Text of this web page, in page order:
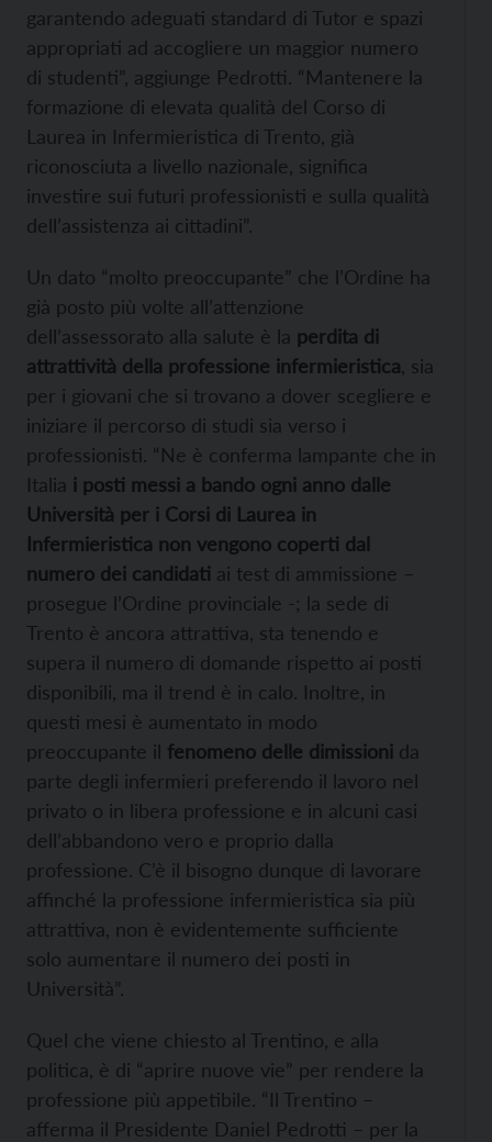
garantendo adeguati standard di Tutor e spazi
appropriati ad accogliere un maggior numero
di studenti”, aggiunge Pedrotti. “Mantenere la
formazione di elevata qualità del Corso di
Laurea in Infermieristica di Trento, già
riconosciuta a livello nazionale, significa
investire sui futuri professionisti e sulla qualità
dell’assistenza ai cittadini”.
Un dato “molto preoccupante” che l’Ordine ha
già posto più volte all’attenzione
dell’assessorato alla salute è la perdita di
attrattività della professione infermieristica , sia
per i giovani che si trovano a dover scegliere e
iniziare il percorso di studi sia verso i
professionisti. “Ne è conferma lampante che in
Italia i posti messi a bando ogni anno dalle
Università per i Corsi di Laurea in
Infermieristica non vengono coperti dal
numero dei candidati ai test di ammissione –
prosegue l’Ordine provinciale -; la sede di
Trento è ancora attrattiva, sta tenendo e
supera il numero di domande rispetto ai posti
disponibili, ma il trend è in calo. Inoltre, in
questi mesi è aumentato in modo
preoccupante il fenomeno delle dimissioni da
parte degli infermieri preferendo il lavoro nel
privato o in libera professione e in alcuni casi
dell’abbandono vero e proprio dalla
professione. C’è il bisogno dunque di lavorare
affinché la professione infermieristica sia più
attrattiva, non è evidentemente sufficiente
solo aumentare il numero dei posti in
Università”.
Quel che viene chiesto al Trentino, e alla
politica, è di “aprire nuove vie” per rendere la
professione più appetibile. “Il Trentino –
afferma il Presidente Daniel Pedrotti – per la